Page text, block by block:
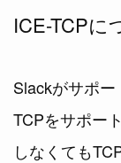
ICE-TCPに
Slackがサポ
TCPをサポー
しなくても